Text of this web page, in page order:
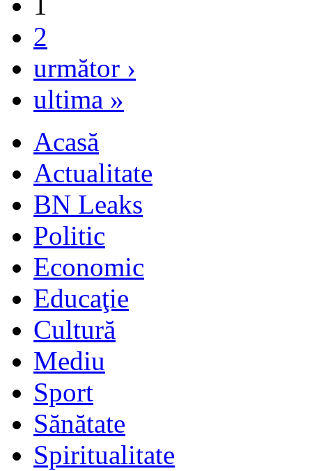
2
următor ›
ultima »
Acasă
Actualitate
BN Leaks
Politic
Economic
Educaţie
Cultură
Mediu
Sport
Sănătate
Spiritualitate